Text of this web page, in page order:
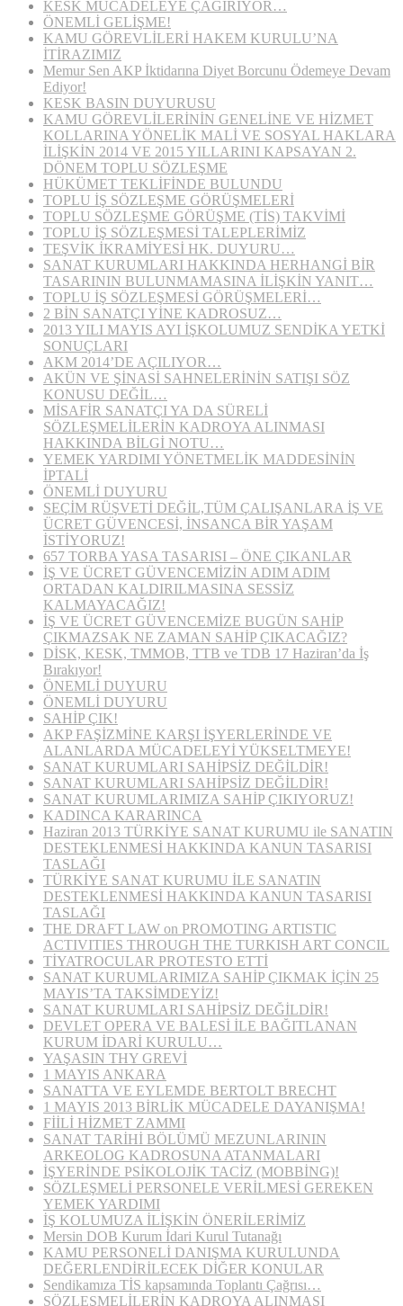
KESK MÜCADELEYE ÇAĞIRIYOR…
ÖNEMLİ GELİŞME!
KAMU GÖREVLİLERİ HAKEM KURULU’NA
İTİRAZIMIZ
Memur Sen AKP İktidarına Diyet Borcunu Ödemeye Devam
Ediyor!
KESK BASIN DUYURUSU
KAMU GÖREVLİLERİNİN GENELİNE VE HİZMET
KOLLARINA YÖNELİK MALİ VE SOSYAL HAKLARA
İLİŞKİN 2014 VE 2015 YILLARINI KAPSAYAN 2.
DÖNEM TOPLU SÖZLEŞME
HÜKÜMET TEKLİFİNDE BULUNDU
TOPLU İŞ SÖZLEŞME GÖRÜŞMELERİ
TOPLU SÖZLEŞME GÖRÜŞME (TİS) TAKVİMİ
TOPLU İŞ SÖZLEŞMESİ TALEPLERİMİZ
TEŞVİK İKRAMİYESİ HK. DUYURU…
SANAT KURUMLARI HAKKINDA HERHANGİ BİR
TASARININ BULUNMAMASINA İLİŞKİN YANIT…
TOPLU İŞ SÖZLEŞMESİ GÖRÜŞMELERİ…
2 BİN SANATÇI YİNE KADROSUZ…
2013 YILI MAYIS AYI İŞKOLUMUZ SENDİKA YETKİ
SONUÇLARI
AKM 2014’DE AÇILIYOR…
AKÜN VE ŞİNASİ SAHNELERİNİN SATIŞI SÖZ
KONUSU DEĞİL…
MİSAFİR SANATÇI YA DA SÜRELİ
SÖZLEŞMELİLERİN KADROYA ALINMASI
HAKKINDA BİLGİ NOTU…
YEMEK YARDIMI YÖNETMELİK MADDESİNİN
İPTALİ
ÖNEMLİ DUYURU
SEÇİM RÜŞVETİ DEĞİL,TÜM ÇALIŞANLARA İŞ VE
ÜCRET GÜVENCESİ, İNSANCA BİR YAŞAM
İSTİYORUZ!
657 TORBA YASA TASARISI – ÖNE ÇIKANLAR
İŞ VE ÜCRET GÜVENCEMİZİN ADIM ADIM
ORTADAN KALDIRILMASINA SESSİZ
KALMAYACAĞIZ!
İŞ VE ÜCRET GÜVENCEMİZE BUGÜN SAHİP
ÇIKMAZSAK NE ZAMAN SAHİP ÇIKACAĞIZ?
DİSK, KESK, TMMOB, TTB ve TDB 17 Haziran’da İş
Bırakıyor!
ÖNEMLİ DUYURU
ÖNEMLİ DUYURU
SAHİP ÇIK!
AKP FAŞİZMİNE KARŞI İŞYERLERİNDE VE
ALANLARDA MÜCADELEYİ YÜKSELTMEYE!
SANAT KURUMLARI SAHİPSİZ DEĞİLDİR!
SANAT KURUMLARI SAHİPSİZ DEĞİLDİR!
SANAT KURUMLARIMIZA SAHİP ÇIKIYORUZ!
KADINCA KARARINCA
Haziran 2013 TÜRKİYE SANAT KURUMU ile SANATIN
DESTEKLENMESİ HAKKINDA KANUN TASARISI
TASLAĞI
TÜRKİYE SANAT KURUMU İLE SANATIN
DESTEKLENMESİ HAKKINDA KANUN TASARISI
TASLAĞI
THE DRAFT LAW on PROMOTING ARTISTIC
ACTIVITIES THROUGH THE TURKISH ART CONCIL
TİYATROCULAR PROTESTO ETTİ
SANAT KURUMLARIMIZA SAHİP ÇIKMAK İÇİN 25
MAYIS’TA TAKSİMDEYİZ!
SANAT KURUMLARI SAHİPSİZ DEĞİLDİR!
DEVLET OPERA VE BALESİ İLE BAĞITLANAN
KURUM İDARİ KURULU…
YAŞASIN THY GREVİ
1 MAYIS ANKARA
SANATTA VE EYLEMDE BERTOLT BRECHT
1 MAYIS 2013 BİRLİK MÜCADELE DAYANIŞMA!
FİİLİ HİZMET ZAMMI
SANAT TARİHİ BÖLÜMÜ MEZUNLARININ
ARKEOLOG KADROSUNA ATANMALARI
İŞYERİNDE PSİKOLOJİK TACİZ (MOBBİNG)!
SÖZLEŞMELİ PERSONELE VERİLMESİ GEREKEN
YEMEK YARDIMI
İŞ KOLUMUZA İLİŞKİN ÖNERİLERİMİZ
Mersin DOB Kurum İdari Kurul Tutanağı
KAMU PERSONELİ DANIŞMA KURULUNDA
DEĞERLENDİRİLECEK DİĞER KONULAR
Sendikamıza TİS kapsamında Toplantı Çağrısı…
SÖZLEŞMELİLERİN KADROYA ALINMASI